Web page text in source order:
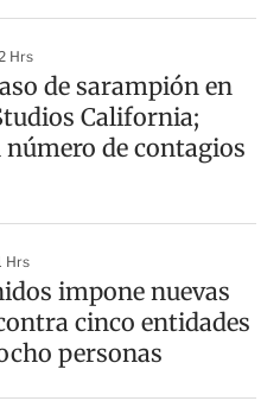
Hrs
de sarampión en
California;
de contagios
Hrs
impone nuevas
cinco entidades
personas